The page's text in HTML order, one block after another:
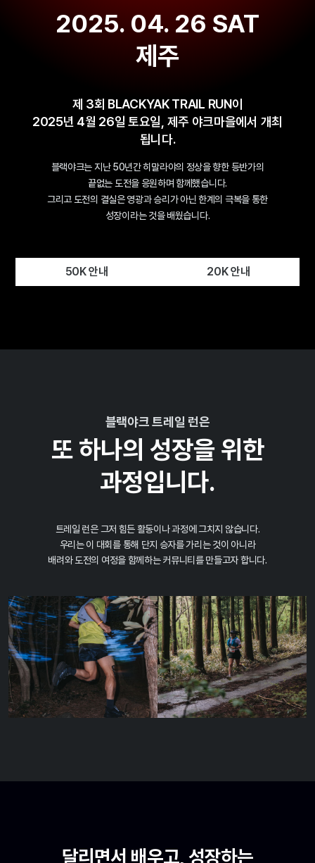
2025. 04. 26 SAT
제주
제 3회 BLACKYAK TRAIL RUN이
2025년 4월 26일 토요일, 제주 야크마을에서 개최
됩니다.
블랙야크는 지난 50년간 히말라야의 정상을 향한 등반가의
끝없는 도전을 응원하며 함께했습니다.
그리고 도전의 결실은 영광과 승리가 아닌 한계의 극복을 통한
성장이라는 것을 배웠습니다.
50K 안내 20K 안내
블랙야크 트레일 런은
또 하나의 성장을 위한
과정입니다.
트레일 런은 그저 힘든 활동이나 과정에 그치지 않습니다.
우리는 이 대회를 통해 단지 승자를 가리는 것이 아니라
배려와 도전의 여정을 함께하는 커뮤니티를 만들고자 합니다.
달리면서 배우고, 성장하는